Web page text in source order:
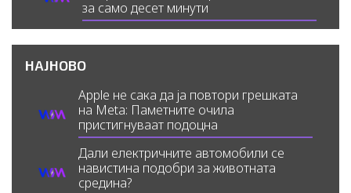
за само десет минути
НАЈНОВО
Apple не сака да ја повтори грешката
на Meta: Паметните очила
пристигнуваат подоцна
Дали електричните автомобили се
навистина подобри за животната
средина?